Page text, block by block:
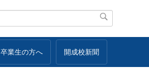
卒業生の方へ 開成校新聞